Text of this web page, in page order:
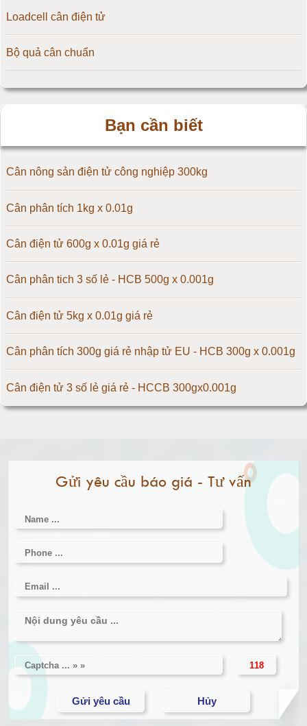
Cân điện tử 15kg
Cân điện tử 20kg
Cân điện tử 25kg
Cân điện tử 50kg
Cân điện tử 60kg
Cân điện tử 100kg
Cân điện tử 150kg
Cân điện tử 200kg
Cân điện tử 300kg
Cân điện tử 500kg
Cân điện tử 3000kg
Cân điện tử 1 tấn
Cân điện tử 2 tấn
Cân điện tử 3 tấn
Cân điện tử 10 tấn
Cân điện tử 15 tấn
Loadcell cân điện tử
Bộ quả cân chuẩn
Bạn cần biết
Cân nông sản điện tử công nghiệp 300kg
Cân phân tích 1kg x 0.01g
Cân điện tử 600g x 0.01g giá rẻ
Cân phân tich 3 số lẻ - HCB 500g x 0.001g
Cân điện tử 5kg x 0.01g giá rẻ
Cân phân tích 300g giá rẻ nhập tử EU - HCB 300g x 0.001g
Cân điện tử 3 số lẻ giá rẻ - HCCB 300gx0.001g
Gửi yêu cầu báo giá - Tư vấn